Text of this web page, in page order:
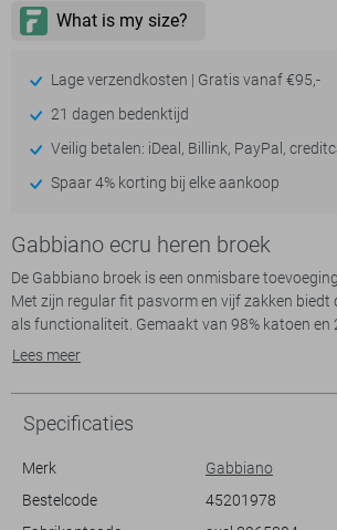
Lage verzendkosten | Gratis vanaf €95,-
21 dagen bedenktijd
Veilig betalen: iDeal, Billink, PayPal,
Spaar 4% korting bij elke aankoop
Gabbiano ecru heren broek
De Gabbiano broek is een onmisbare
Met zijn regular fit pasvorm en vijf zakken biedt
als functionaliteit. Gemaakt van 98% katoen en
voor de perfecte balans tussen comfort en
moeiteloos kan worden gecombineerd met
Deze urban stijl broek is ideaal voor de lente,
zachte stof. De knoop- en ritssluiting zorgt voor
draagcomfort, terwijl de regular waist bijdraagt
bijeenkomst, deze Gabbiano broek biedt je de
Lees meer
Specificaties
Merk
Gabbiano
Bestelcode
45201978